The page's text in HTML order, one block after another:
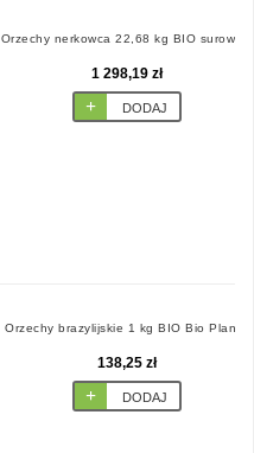
Orzechy nerkowca 22,68 kg BIO surowiec
1 298,19 zł
DODAJ
Orzechy brazylijskie 1 kg BIO Bio Planet
138,25 zł
DODAJ